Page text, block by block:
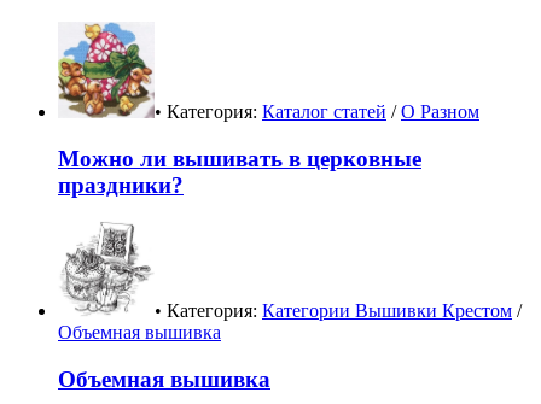
• Категория: Каталог статей /О Разном
Можно ли вышивать в церковные
праздники?
• Категория: Категории Вышивки Крестом /
Объемная вышивка
Объемная вышивка